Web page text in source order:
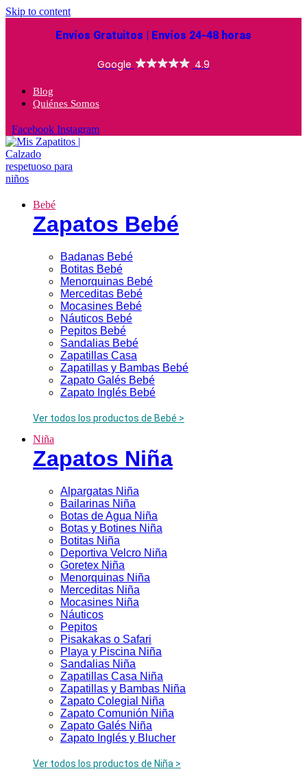
Skip to content
Envíos Gratuitos | Envíos 24-48 horas
Blog
Quiénes Somos
Facebook Instagram
Bebé
Zapatos Bebé
Badanas Bebé
Botitas Bebé
Menorquinas Bebé
Merceditas Bebé
Mocasines Bebé
Náuticos Bebé
Pepitos Bebé
Sandalias Bebé
Zapatillas Casa
Zapatillas y Bambas Bebé
Zapato Galés Bebé
Zapato Inglés Bebé
Ver todos los productos de Bebé >
Niña
Zapatos Niña
Alpargatas Niña
Bailarinas Niña
Botas de Agua Niña
Botas y Botines Niña
Botitas Niña
Deportiva Velcro Niña
Goretex Niña
Menorquinas Niña
Merceditas Niña
Mocasines Niña
Náuticos
Pepitos
Pisakakas o Safari
Playa y Piscina Niña
Sandalias Niña
Zapatillas Casa Niña
Zapatillas y Bambas Niña
Zapato Colegial Niña
Zapato Comunión Niña
Zapato Galés Niña
Zapato Inglés y Blucher
Ver todos los productos de Niña >